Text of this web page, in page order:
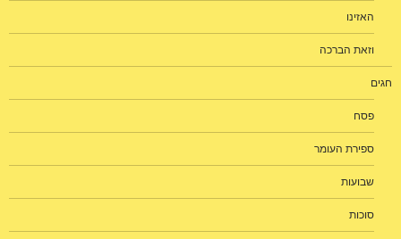
האזינו
וזאת הברכה
חגים
פסח
ספירת העומר
שבועות
סוכות